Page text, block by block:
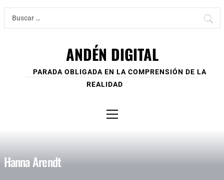
Ir
contenido
Buscar:
ANDÉN DIGITAL
PARADA OBLIGADA EN LA COMPRENSIÓN DE LA
REALIDAD
principal
Hanna Arendt